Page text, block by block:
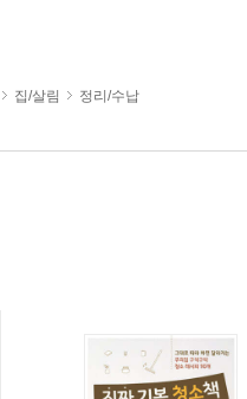
집/살림 정리/수납